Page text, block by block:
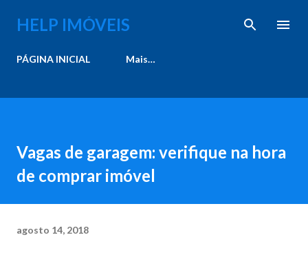
Pular para o conteúdo principal
HELP IMÓVEIS
PÁGINA INICIAL Mais…
Vagas de garagem: verifique na hora
de comprar imóvel
agosto 14, 2018